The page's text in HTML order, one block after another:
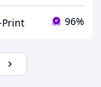
Print 96%